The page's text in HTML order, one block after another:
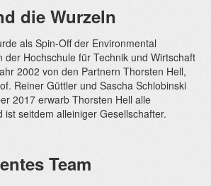
die Wurzeln
als Spin-Off der Environmental
der Hochschule für Technik und Wirtschaft
2002 von den Partnern Thorsten Hell,
Reiner Güttler und Sascha Schlobinski
2017 erwarb Thorsten Hell alle
ist seitdem alleiniger Gesellschafter.
Team